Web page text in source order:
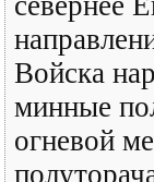
Войска
минные
огневой